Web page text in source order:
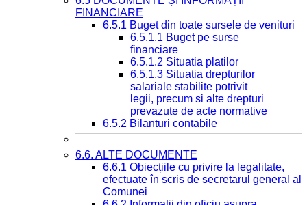
FINANCIARE
6.5.1 Buget din toate sursele de venituri
6.5.1.1 Buget pe surse
financiare
6.5.1.2 Situatia platilor
6.5.1.3 Situatia drepturilor
salariale stabilite potrivit
legii, precum si alte drepturi
prevazute de acte normative
6.5.2 Bilanturi contabile
6.6. ALTE DOCUMENTE
6.6.1 Obiecțiile cu privire la legalitate,
efectuate în scris de secretarul general al
Comunei